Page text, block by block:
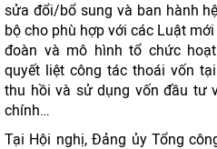
sửa đổi/bổ sung và ban hành
bộ cho phù hợp với các Luật
đoàn và mô hình tổ chức
quyết liệt công tác thoái vốn
thu hồi và sử dụng vốn đầu tư
chính…
Tại Hội nghị, Đảng ủy Tổng